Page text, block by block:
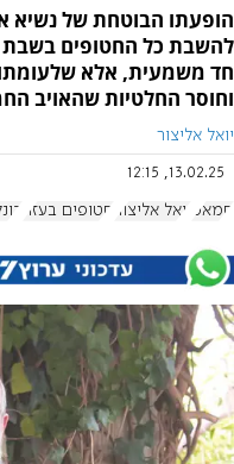
הופעתו הבוטחת של נשיא
להשבת כל החטופים
חד משמעית, אלא
וחוסר החלטיות שהאויב
יואל אליצור
13.02.25, 12:15
חמאס יואל אליצור חטופים בעזה